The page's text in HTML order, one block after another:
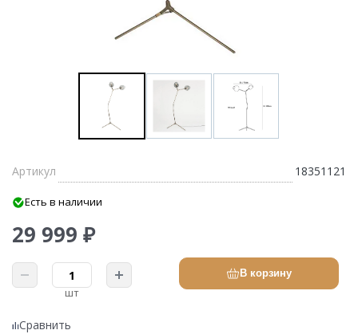
Артикул 18351121
Есть в наличии
29 999 ₽
шт
В корзину
Сравнить